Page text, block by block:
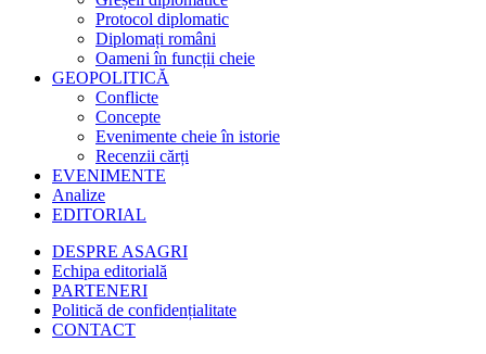
Protocol diplomatic
Diplomați români
Oameni în funcții cheie
GEOPOLITICĂ
Conflicte
Concepte
Evenimente cheie în istorie
Recenzii cărți
EVENIMENTE
Analize
EDITORIAL
DESPRE ASAGRI
Echipa editorială
PARTENERI
Politică de confidențialitate
CONTACT